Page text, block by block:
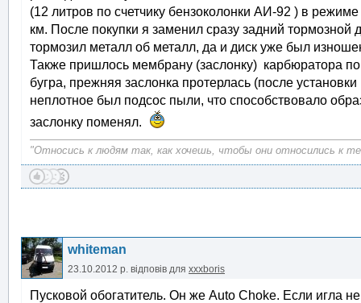
(12 литров по счетчику бензоколонки АИ-92 ) в
км. После покупки я заменил сразу задний тормозной
тормозил металл об металл, да и диск уже был
Также пришлось мембрану (заслонку) карбюратора
бугра, прежняя заслонка протерлась (после
неплотное был подсос пыли, что способствовало
заслонку поменял.
"Относись к людям так, как хочешь, чтобы они относились к
whiteman
23.10.2012 р. відповів для xxxboris
Пусковой обогатитель. Он же Auto Choke. Если игла